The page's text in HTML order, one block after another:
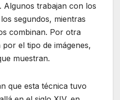
Algunos trabajan con los
segundos, mientras
combinan. Por otra
el tipo de imágenes,
muestran.
que esta técnica tuvo